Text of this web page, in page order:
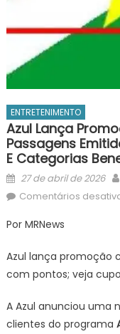
ENTRETENIMENTO
Azul Lança
Passagens
E Categorias
Posted
on
27 de abril de 2026
Comentários
Por MRNews
Azul lança promoção
com pontos; veja
A Azul anunciou uma
clientes do programa